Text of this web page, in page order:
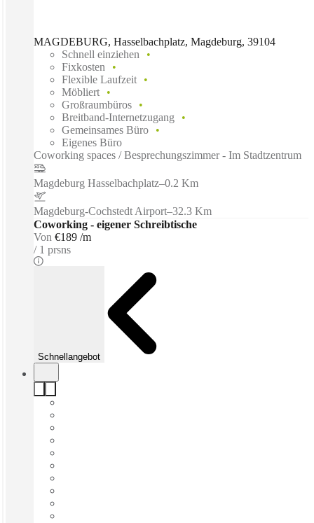
MAGDEBURG, Hasselbachplatz, Magdeburg, 39104
Schnell einziehen
Fixkosten
Flexible Laufzeit
Möbliert
Großraumbüros
Breitband-Internetzugang
Gemeinsames Büro
Eigenes Büro
Coworking spaces / Besprechungszimmer - Im Stadtzentrum
Magdeburg Hasselbachplatz–0.2 Km
Magdeburg-Cochstedt Airport–32.3 Km
Coworking - eigener Schreibtische
Von €189 /m
1 prsns
Schnellangebot